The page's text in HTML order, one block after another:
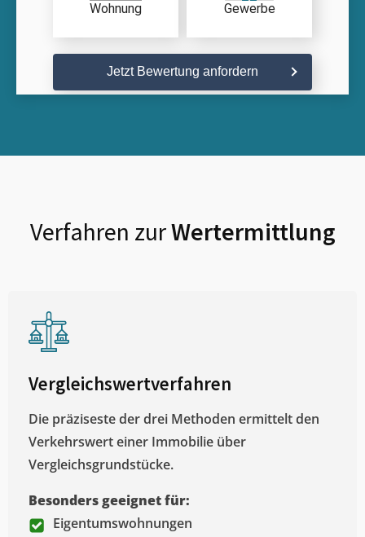
Wohnung Gewerbe
Jetzt Bewertung anfordern
Verfahren zurWertermittlung
Vergleichswertverfahren
Die präziseste der drei Methoden ermittelt den
Verkehrswert einer Immobilie über
Vergleichsgrundstücke.
Besonders geeignet für:
Eigentumswohnungen